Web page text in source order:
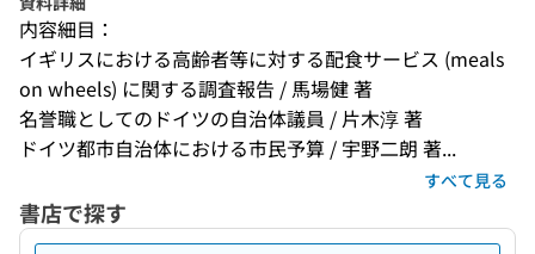
内容細目：
イギリスにおける高齢者等に対する配食サービス (meals
on wheels) に関する調査報告 / 馬場健 著
名誉職としてのドイツの自治体議員 / 片木淳 著
ドイツ都市自治体における市民予算 / 宇野二朗 著...
すべて見る
書店で探す